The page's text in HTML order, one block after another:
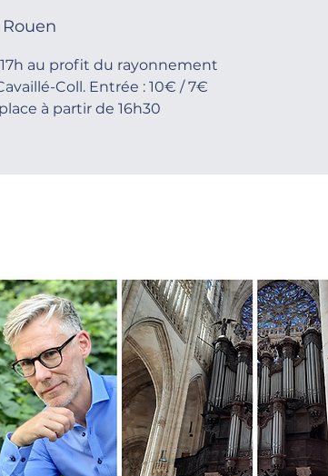
Rouen
au profit du rayonnement
Coll. Entrée : 10€ / 7€
à partir de 16h30